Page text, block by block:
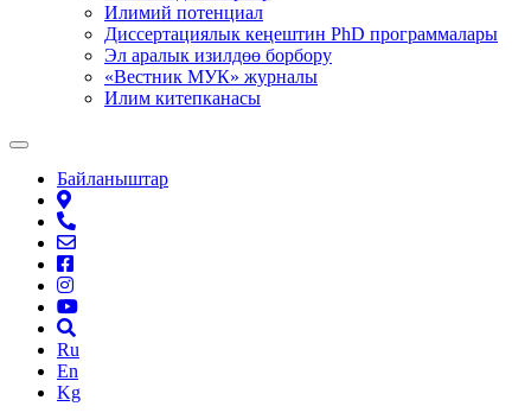
Илимий потенциал
Диссертациялык кеңештин PhD программалары
Эл аралык изилдөө борбору
«Вестник МУК» журналы
Илим китепканасы
Байланыштар
Ru
En
Kg